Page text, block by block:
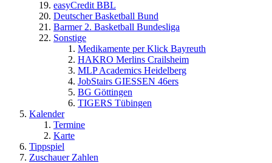
easyCredit BBL
Deutscher Basketball Bund
Barmer 2. Basketball Bundesliga
Sonstige
Medikamente per Klick Bayreuth
HAKRO Merlins Crailsheim
MLP Academics Heidelberg
JobStairs GIESSEN 46ers
BG Göttingen
TIGERS Tübingen
Kalender
Termine
Karte
Tippspiel
Zuschauer Zahlen